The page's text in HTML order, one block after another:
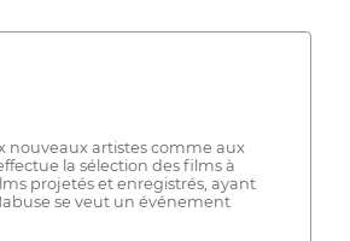
nouveaux artistes comme aux
la sélection des films à
projetés et enregistrés, ayant
se veut un événement